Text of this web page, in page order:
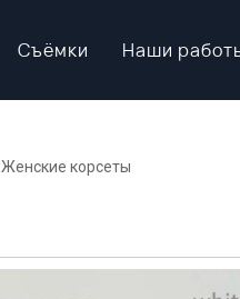
Съёмки Наши
Женские корсеты